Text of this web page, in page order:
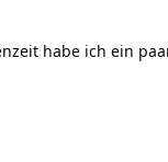
habe ich ein